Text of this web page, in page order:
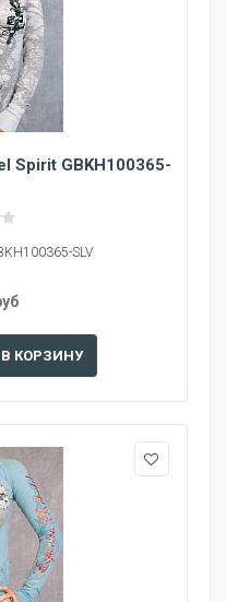
Spirit GBKH100365-
SLV
В КОРЗИНУ